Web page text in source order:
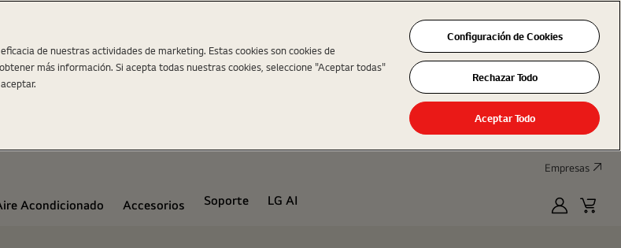
Empresas
Acondicionado Accesorios Soporte
LG AI
MyLGCart
de nuestras actividades de marketing. Estas cookies son cookies de
más información. Si acepta todas nuestras cookies, seleccione "Aceptar todas"
Configuración de Cookies
Rechazar Todo
Aceptar Todo